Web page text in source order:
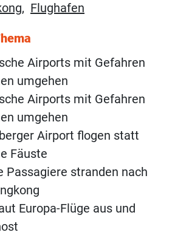
, Flughafen
Airports mit Gefahren
umgehen
Airports mit Gefahren
umgehen
Airport flogen statt
Fäuste
Passagiere stranden nach
Europa-Flüge aus und